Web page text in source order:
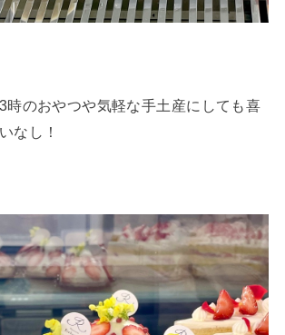
時のおやつや気軽な手土産にしても喜
なし！